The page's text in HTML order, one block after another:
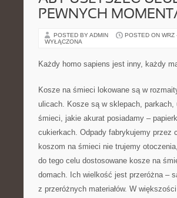
PEWNYCH
POSTED BY ADMIN POSTED ON WRZ
WYŁĄCZONA
Każdy homo sapiens jest inny, każdy
Kosze na śmieci lokowane są w
ulicach. Kosze są w sklepach,
śmieci, jakie akurat posiadamy –
cukierkach. Odpady fabrykujemy przez
koszom na śmieci nie trujemy
do tego celu dostosowane kosze na
domach. Ich wielkość jest przeróżna –
z przeróżnych materiałów. W